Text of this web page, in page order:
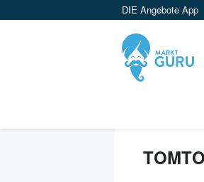
DIE Angebote App